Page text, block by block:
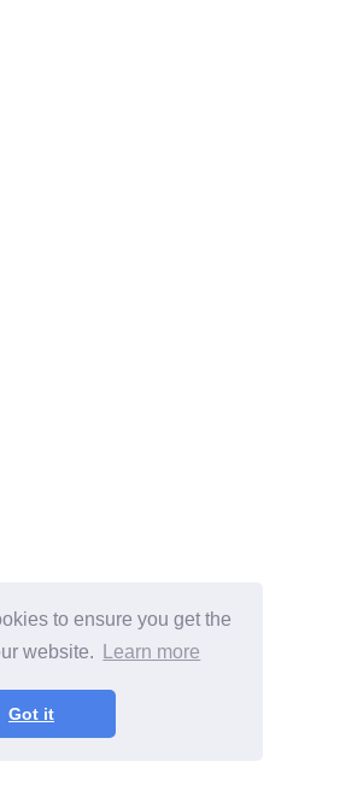
to ensure you get the
website.
Learn more
Got it